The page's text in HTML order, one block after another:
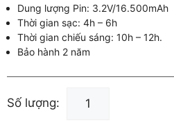
Dung lượng Pin: 3.2V/16.500mAh
Thời gian sạc: 4h – 6h
Thời gian chiếu sáng: 10h – 12h.
Bảo hành 2 năm
Số lượng:
ĐÈN